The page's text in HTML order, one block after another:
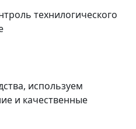
технилогического
используем
и качественные